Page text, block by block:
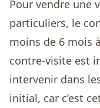
Pour vendre une
particuliers, le
moins de 6 mois
contre-visite est
intervenir dans
initial, car c’est